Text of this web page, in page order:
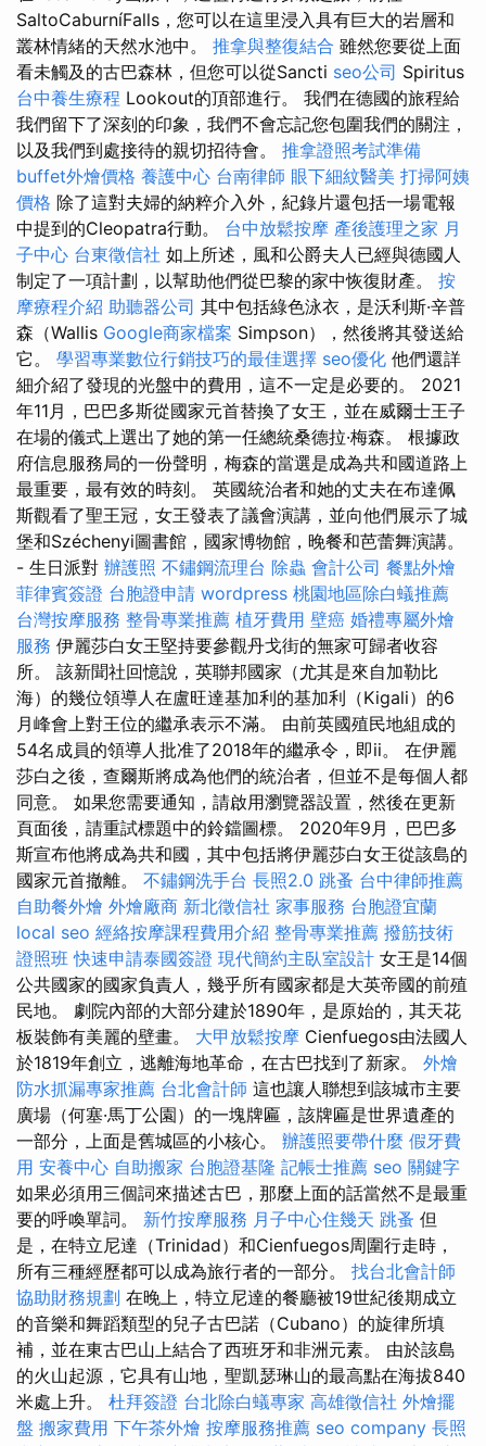
SaltoCaburníFalls，您可以在這里浸入具有巨大的岩層和
叢林情緒的天然水池中。 推拿與整復結合 雖然您要從上面
看未觸及的古巴森林，但您可以從Sancti seo公司 Spiritus
台中養生療程 Lookout的頂部進行。 我們在德國的旅程給
我們留下了深刻的印象，我們不會忘記您包圍我們的關注，
以及我們到處接待的親切招待會。 推拿證照考試準備
buffet外燴價格 養護中心 台南律師 眼下細紋醫美 打掃阿姨
價格 除了這對夫婦的納粹介入外，紀錄片還包括一場電報
中提到的Cleopatra行動。 台中放鬆按摩 產後護理之家 月
子中心 台東徵信社 如上所述，風和公爵夫人已經與德國人
制定了一項計劃，以幫助他們從巴黎的家中恢復財產。 按
摩療程介紹 助聽器公司 其中包括綠色泳衣，是沃利斯·辛普
森（Wallis Google商家檔案 Simpson），然後將其發送給
它。 學習專業數位行銷技巧的最佳選擇 seo優化 他們還詳
細介紹了發現的光盤中的費用，這不一定是必要的。 2021
年11月，巴巴多斯從國家元首替換了女王，並在威爾士王子
在場的儀式上選出了她的第一任總統桑德拉·梅森。 根據政
府信息服務局的一份聲明，梅森的當選是成為共和國道路上
最重要，最有效的時刻。 英國統治者和她的丈夫在布達佩
斯觀看了聖王冠，女王發表了議會演講，並向他們展示了城
堡和Széchenyi圖書館，國家博物館，晚餐和芭蕾舞演講。
- 生日派對 辦護照 不鏽鋼流理台 除蟲 會計公司 餐點外燴
菲律賓簽證 台胞證申請 wordpress 桃園地區除白蟻推薦
台灣按摩服務 整骨專業推薦 植牙費用 壁癌 婚禮專屬外燴
服務 伊麗莎白女王堅持要參觀丹戈街的無家可歸者收容
所。 該新聞社回憶說，英聯邦國家（尤其是來自加勒比
海）的幾位領導人在盧旺達基加利的基加利（Kigali）的6
月峰會上對王位的繼承表示不滿。 由前英國殖民地組成的
54名成員的領導人批准了2018年的繼承令，即ii。 在伊麗
莎白之後，查爾斯將成為他們的統治者，但並不是每個人都
同意。 如果您需要通知，請啟用瀏覽器設置，然後在更新
頁面後，請重試標題中的鈴鐺圖標。 2020年9月，巴巴多
斯宣布他將成為共和國，其中包括將伊麗莎白女王從該島的
國家元首撤離。 不鏽鋼洗手台 長照2.0 跳蚤 台中律師推薦
自助餐外燴 外燴廠商 新北徵信社 家事服務 台胞證宜蘭
local seo 經絡按摩課程費用介紹 整骨專業推薦 撥筋技術
證照班快速申請泰國簽證 現代簡約主臥室設計 女王是14個
公共國家的國家負責人，幾乎所有國家都是大英帝國的前殖
民地。 劇院內部的大部分建於1890年，是原始的，其天花
板裝飾有美麗的壁畫。 大甲放鬆按摩 Cienfuegos由法國人
於1819年創立，逃離海地革命，在古巴找到了新家。 外燴
防水抓漏專家推薦 台北會計師 這也讓人聯想到該城市主要
廣場（何塞·馬丁公園）的一塊牌匾，該牌匾是世界遺產的
一部分，上面是舊城區的小核心。 辦護照要帶什麼 假牙費
用 安養中心 自助搬家 台胞證基隆 記帳士推薦 seo 關鍵字
如果必須用三個詞來描述古巴，那麼上面的話當然不是最重
要的呼喚單詞。 新竹按摩服務 月子中心住幾天 跳蚤 但
是，在特立尼達（Trinidad）和Cienfuegos周圍行走時，
所有三種經歷都可以成為旅行者的一部分。 找台北會計師
協助財務規劃 在晚上，特立尼達的餐廳被19世紀後期成立
的音樂和舞蹈類型的兒子古巴諾（Cubano）的旋律所填
補，並在東古巴山上結合了西班牙和非洲元素。 由於該島
的火山起源，它具有山地，聖凱瑟琳山的最高點在海拔840
米處上升。 杜拜簽證 台北除白蟻專家 高雄徵信社 外燴擺
盤 搬家費用 下午茶外燴 按摩服務推薦 seo company 長照